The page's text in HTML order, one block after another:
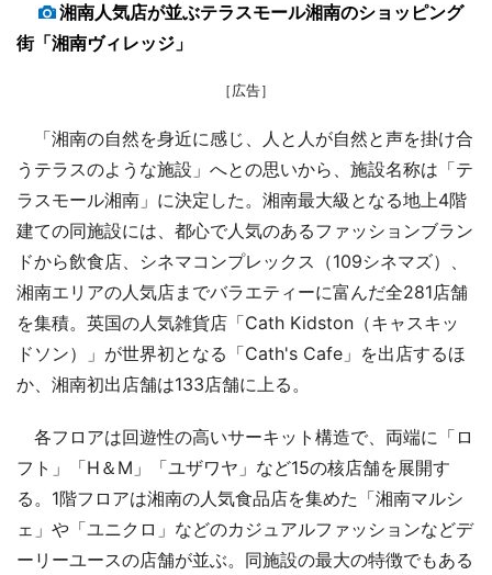
湘南人気店が並ぶテラスモール湘南のショッピング
街「湘南ヴィレッジ」
［広告］
「湘南の自然を身近に感じ、人と人が自然と声を掛け合
うテラスのような施設」へとの思いから、施設名称は「テ
ラスモール湘南」に決定した。湘南最大級となる地上4階
建ての同施設には、都心で人気のあるファッションブラン
ドから飲食店、シネマコンプレックス（109シネマズ）、
湘南エリアの人気店までバラエティーに富んだ全281店舗
を集積。英国の人気雑貨店「Cath Kidston（キャスキッ
ドソン）」が世界初となる「Cath's Cafe」を出店するほ
か、湘南初出店舗は133店舗に上る。
各フロアは回遊性の高いサーキット構造で、両端に「ロ
フト」「H＆M」「ユザワヤ」など15の核店舗を展開す
る。1階フロアは湘南の人気食品店を集めた「湘南マルシ
ェ」や「ユニクロ」などのカジュアルファッションなどデ
ーリーユースの店舗が並ぶ。同施設の最大の特徴でもある